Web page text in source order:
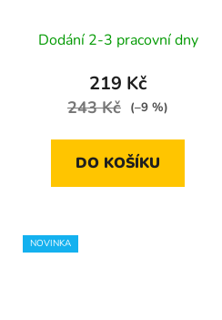
Dodání 2-3 pracovní dny
219 Kč
243 Kč (–9 %)
DO KOŠÍKU
NOVINKA